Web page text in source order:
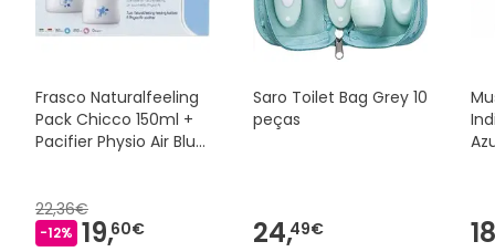
Frasco Naturalfeeling
Pack Chicco 150ml +
Pacifier Physio Air Blue
22,36€
-12% 19,60€
Saro Toilet Bag Grey 10
peças
24,49€